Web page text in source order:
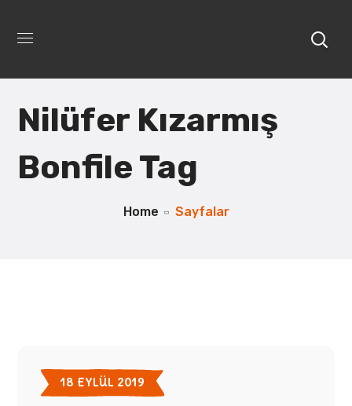
Nilüfer Kızarmış
Bonfile Tag
Home Sayfalar
18 Eylül 2019